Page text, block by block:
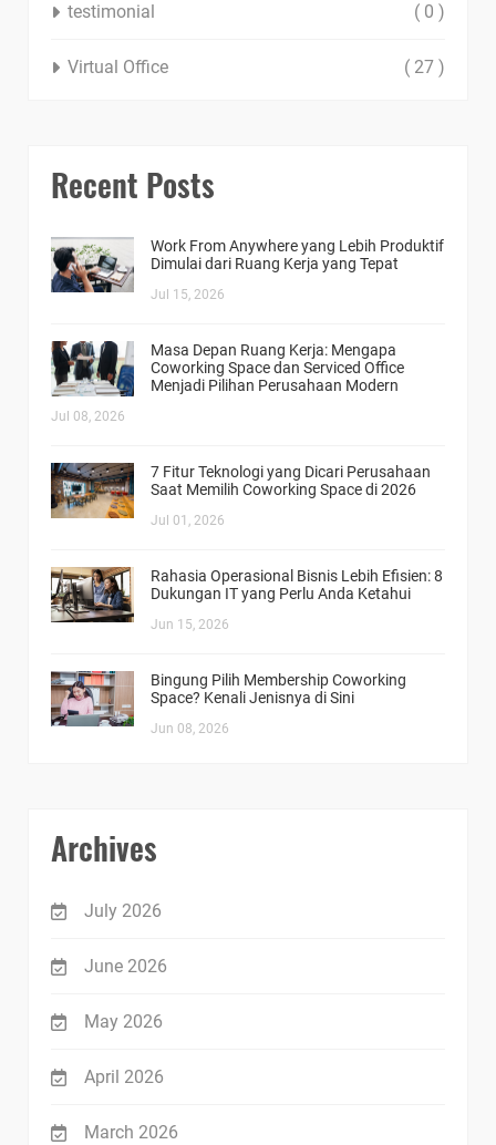
testimonial ( 0 )
Virtual Office ( 27 )
Recent Posts
Work From Anywhere yang Lebih Produktif
Dimulai dari Ruang Kerja yang Tepat
Jul 15, 2026
Masa Depan Ruang Kerja: Mengapa
Coworking Space dan Serviced Office
Menjadi Pilihan Perusahaan Modern
Jul 08, 2026
7 Fitur Teknologi yang Dicari Perusahaan
Saat Memilih Coworking Space di 2026
Jul 01, 2026
Rahasia Operasional Bisnis Lebih Efisien: 8
Dukungan IT yang Perlu Anda Ketahui
Jun 15, 2026
Bingung Pilih Membership Coworking
Space? Kenali Jenisnya di Sini
Jun 08, 2026
Archives
July 2026
June 2026
May 2026
April 2026
March 2026